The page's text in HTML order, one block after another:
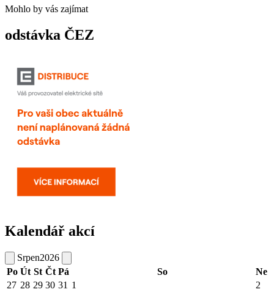
Mohlo by vás zajímat
odstávka ČEZ
Kalendář akcí
Srpen2026
Po Út St Čt Pá So
Ne
27 28 29 30 31 1
2